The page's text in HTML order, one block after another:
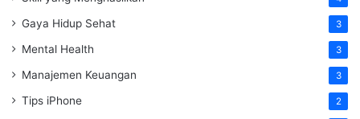
Gaya Hidup Sehat 3
Mental Health 3
Manajemen Keuangan 3
Tips iPhone 2